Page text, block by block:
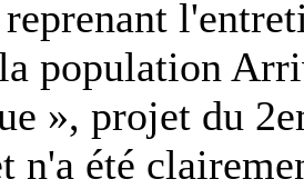
population
», projet du
n'a été